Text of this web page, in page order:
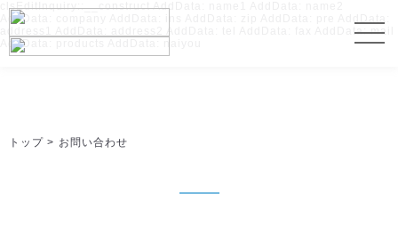
clsEditInquiry::__construct AddData: name1 AddData: name2
AddData: company AddData: ins AddData: zip AddData: pre AddData:
address1 AddData: address2 AddData: tel AddData: fax AddData: mail
AddData: products AddData: naiyou
トップ > お問い合わせ